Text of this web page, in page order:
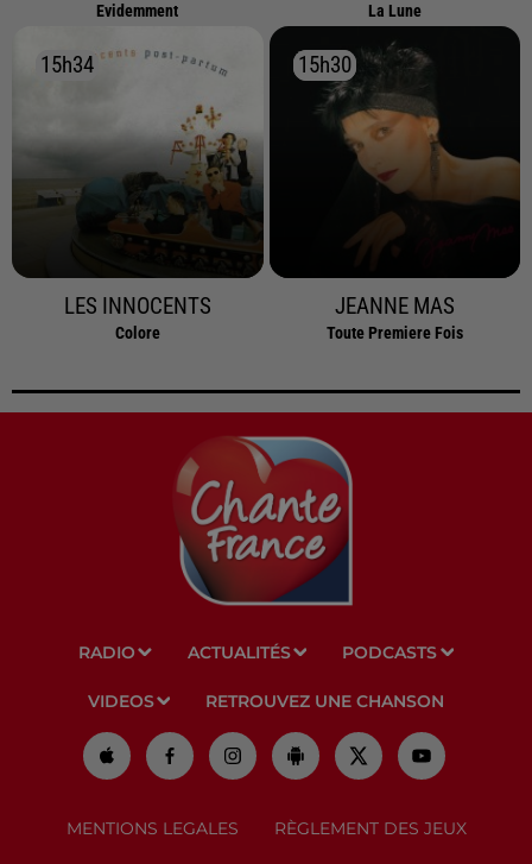
Evidemment La Lune
15h34
15h34
LES INNOCENTS
Colore
15h30
15h30
JEANNE MAS
Toute Premiere Fois
RADIO ACTUALITÉS PODCASTS
VIDEOS RETROUVEZ UNE CHANSON
MENTIONS LEGALES RÈGLEMENT DES JEUX